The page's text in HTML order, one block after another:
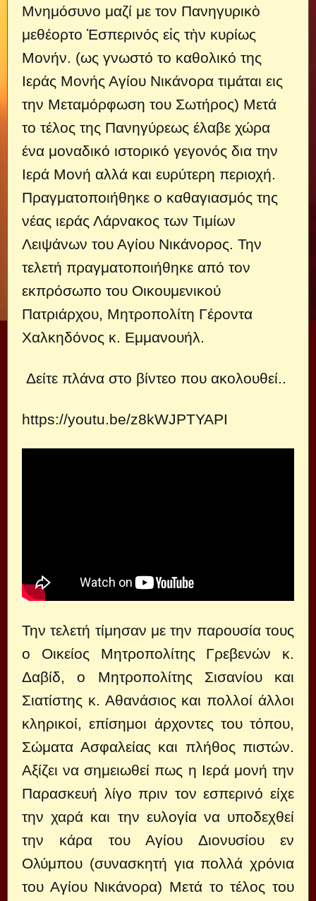
Μνημόσυνο μαζί με τον Πανηγυρικὸ
μεθέορτο Ἑσπερινός εἰς τὴν κυρίως
Μονήν. (ως γνωστό το καθολικό της
Ιεράς Μονής Αγίου Νικάνορα τιμάται εις
την Μεταμόρφωση του Σωτήρος) Μετά
το τέλος της Πανηγύρεως έλαβε χώρα
ένα μοναδικό ιστορικό γεγονός δια την
Ιερά Μονή αλλά και ευρύτερη περιοχή.
Πραγματοποιήθηκε ο καθαγιασμός της
νέας ιεράς Λάρνακος των Τιμίων
Λειψάνων του Αγίου Νικάνορος. Την
τελετή πραγματοποιήθηκε από τον
εκπρόσωπο του Οικουμενικού
Πατριάρχου, Μητροπολίτη Γέροντα
Χαλκηδόνος κ. Εμμανουήλ.
Δείτε πλάνα στο βίντεο που ακολουθεί..
https://youtu.be/z8kWJPTYAPI
Την τελετή τίμησαν με την παρουσία τους
ο Οικείος Μητροπολίτης Γρεβενών κ.
Δαβίδ, ο Μητροπολίτης Σισανίου και
Σιατίστης κ. Αθανάσιος και πολλοί άλλοι
κληρικοί, επίσημοι άρχοντες του τόπου,
Σώματα Ασφαλείας και πλήθος πιστών.
Αξίζει να σημειωθεί πως η Ιερά μονή την
Παρασκευή λίγο πριν τον εσπερινό είχε
την χαρά και την ευλογία να υποδεχθεί
την κάρα του Αγίου Διονυσίου εν
Ολύμπου (συνασκητή για πολλά χρόνια
του Αγίου Νικάνορα) Μετά το τέλος του